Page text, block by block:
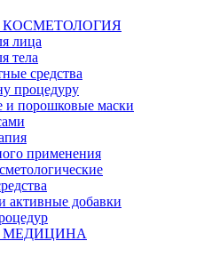
КОСМЕТОЛОГИЯ
лица
тела
средства
процедуру
и порошковые маски
применения
активные добавки
МЕДИЦИНА